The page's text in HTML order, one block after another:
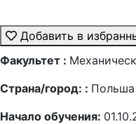
Добавить в
Факультет :
Страна/город: :
Начало обучения: